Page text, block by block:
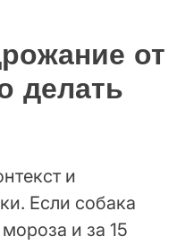
от
делать
и
Если собака
и за 15